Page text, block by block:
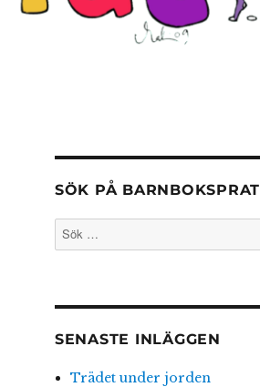
SÖK PÅ BARNBOKSPRAT
Sök
efter:
SENASTE INLÄGGEN
Trädet under jorden